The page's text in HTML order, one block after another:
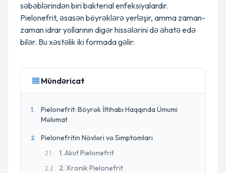
səbəblərindən biri bakterial enfeksiyalardır.
Pielonefrit, əsasən böyrəklərə yerləşir, amma zaman-
zaman idrar yollarının digər hissələrini də əhatə edə
bilər. Bu xəstəlik iki formada gəlir:
Mündəricat
1.
Pielonefrit: Böyrək İltihabı Haqqında Ümumi
Məlumat
2. Pielonefritin Növləri və Simptomları
2.1 1. Akut Pielonefrit
2.2 2. Xronik Pielonefrit